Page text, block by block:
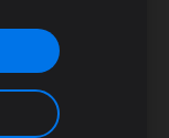
to use website